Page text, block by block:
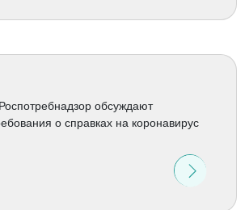
обсуждают
о справках на коронавирус